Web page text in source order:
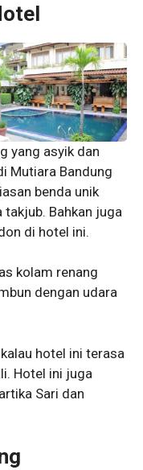
yang asyik dan
Mutiara Bandung
benda unik
Bahkan juga
di hotel ini.
kolam renang
dengan udara
hotel ini terasa
Hotel ini juga
Sari dan